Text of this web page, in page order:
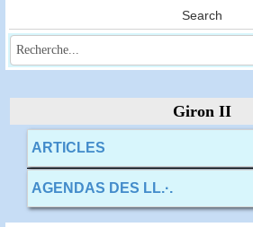
Search
Giron II
ARTICLES
AGENDAS DES LL.·.